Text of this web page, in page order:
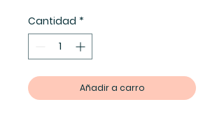
Cantidad *
Añadir a carro